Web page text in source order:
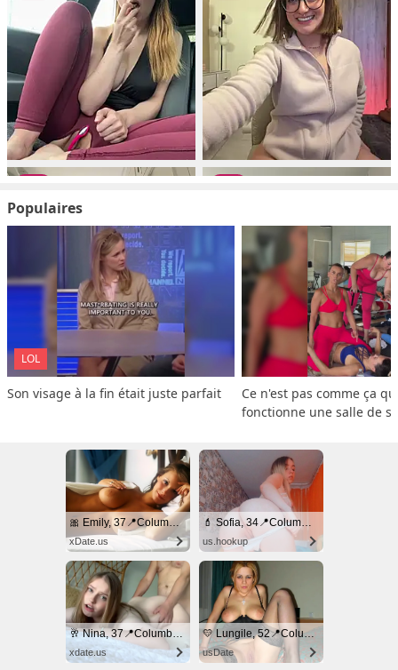
Populaires
LOL
Son visage à la fin était juste parfait
Ce n'est pas comme ça
fonctionne une salle de